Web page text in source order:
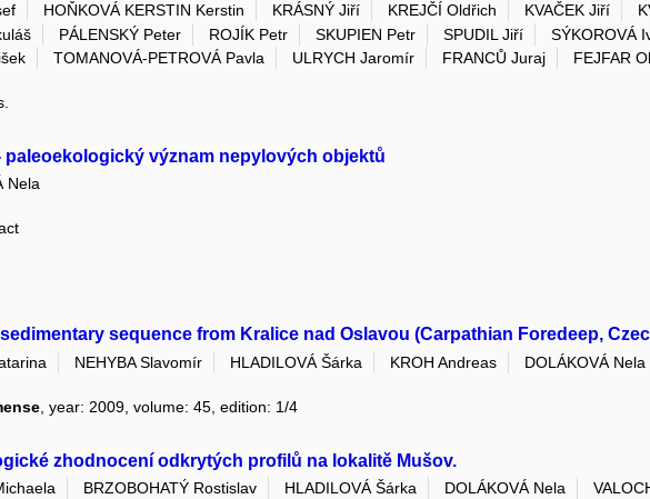
HOŇKOVÁ KERSTIN Kerstin KRÁSNÝ Jiří KREJČÍ Oldřich KVAČEK Jiří
PÁLENSKÝ Peter ROJÍK Petr SKUPIEN Petr SPUDIL Jiří
SÝKOROVÁ
TOMANOVÁ-PETROVÁ Pavla ULRYCH Jaromír FRANCŮ Juraj
FEJFAR
význam nepylových objektů
Nela
sequence from Kralice nad Oslavou (Carpathian Foredeep,
NEHYBA Slavomír HLADILOVÁ Šárka KROH Andreas
DOLÁKOVÁ Nela
, year: 2009, volume: 45, edition: 1/4
zhodnocení odkrytých profilů na lokalitě Mušov.
BRZOBOHATÝ Rostislav HLADILOVÁ Šárka DOLÁKOVÁ Nela